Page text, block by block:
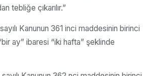
tebliğe çıkarılır.”
Kanunun 361 inci maddesinin birinci
ay” ibaresi “iki hafta” şeklinde